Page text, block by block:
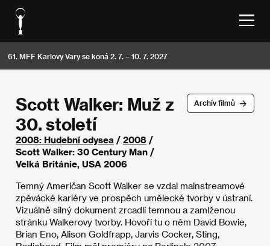
61. MFF Karlovy Vary se koná 2. 7. – 10. 7. 2027
Archív filmů
Scott Walker: Muž z
30. století
2008: Hudební odysea / 2008 /
Scott Walker: 30 Century Man /
Velká Británie, USA 2006
Temný Američan Scott Walker se vzdal mainstreamové
zpěvácké kariéry ve prospěch umělecké tvorby v ústraní.
Vizuálně silný dokument zrcadlí temnou a zamlženou
stránku Walkerovy tvorby. Hovoří tu o něm David Bowie,
Brian Eno, Alison Goldfrapp, Jarvis Cocker, Sting,